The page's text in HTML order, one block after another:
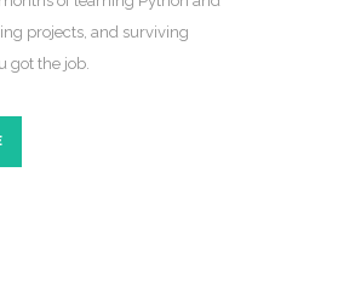
projects, and surviving
got the job.